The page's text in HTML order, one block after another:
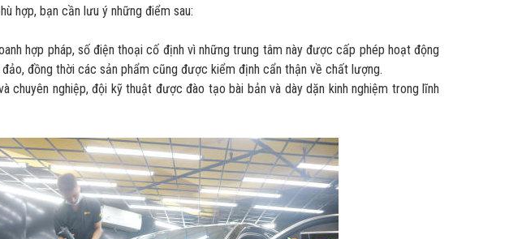
hợp, bạn cần lưu ý những điểm sau:
hợp pháp, số điện thoại cố định vì những trung tâm này được cấp phép hoạt động
đồng thời các sản phẩm cũng được kiểm định cẩn thận về chất lượng.
chuyên nghiệp, đội kỹ thuật được đào tạo bài bản và dày dặn kinh nghiệm trong lĩnh